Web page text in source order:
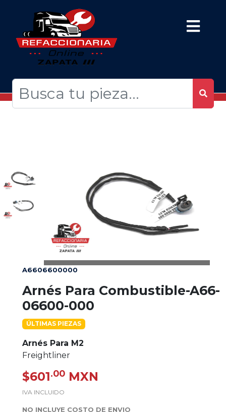
A6606600000
Arnés Para Combustible-A66-
06600-000
ÚLTIMAS PIEZAS
Arnés Para M2
Freightliner
$601.00 MXN
IVA INCLUIDO
NO INCLUYE COSTO DE ENVIO